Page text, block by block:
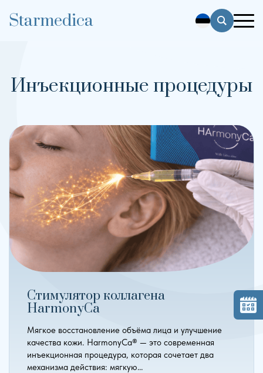
Starmedica
Инъекционные процедуры
Стимулятор коллагена
HarmonyCa
Мягкое восстановление объёма лица и улучшение
качества кожи. HarmonyCa® — это современная
инъекционная процедура, которая сочетает два
механизма действия: мягкую…